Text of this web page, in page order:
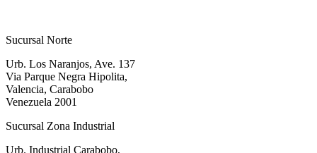
Sucursal Norte
Urb. Los Naranjos, Ave. 137
Via Parque Negra Hipolita,
Valencia, Carabobo
Venezuela 2001
Sucursal Zona Industrial
Urb. Industrial Carabobo,